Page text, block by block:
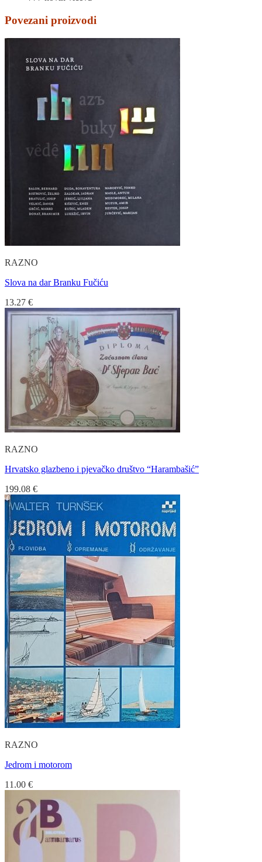
Povezani proizvodi
RAZNO
Slova na dar Branku Fučiću
13.27 €
RAZNO
Hrvatsko glazbeno i pjevačko društvo “Harambašić”
199.08 €
RAZNO
Jedrom i motorom
11.00 €